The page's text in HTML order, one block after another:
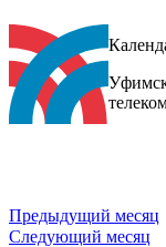
Предыдущий месяц
Следующий месяц